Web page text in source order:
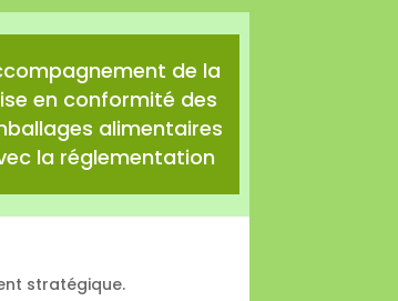
de la
en conformité des
alimentaires
la réglementation
stratégique.